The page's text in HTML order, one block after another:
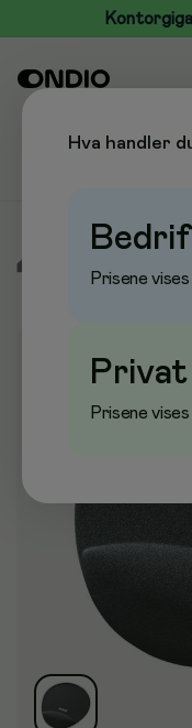
Hva handler
Prisene vises
Privat
Prisene vises